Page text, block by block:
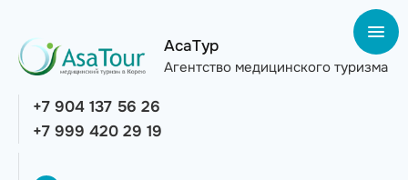
АсаТур
Агентство медицинского туризма
+7 904 137 56 26
+7 999 420 29 19